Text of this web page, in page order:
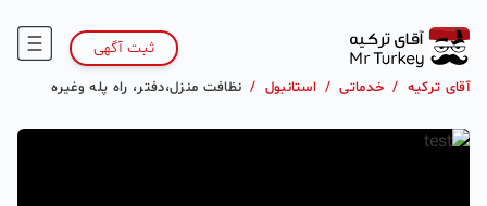
ثبت آگهی
آقای ترکیه / خدماتی / استانبول / نظافت منزل،دفتر، راه پله وغیره